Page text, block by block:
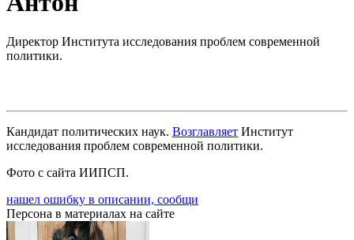
Директор Института исследования проблем современной
политики.
Кандидат политических наук. Возглавляет Институт
исследования проблем современной политики.
Фото с сайта ИИПСП.
нашел ошибку в описании, сообщи
Персона в материалах на сайте